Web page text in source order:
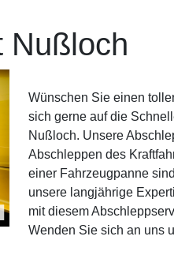
Nußloch
Wünschen Sie einen
sich gerne auf die
Nußloch. Unsere
Abschleppen des
einer Fahrzeugpanne
unsere langjährige
mit diesem
Wenden Sie sich an uns